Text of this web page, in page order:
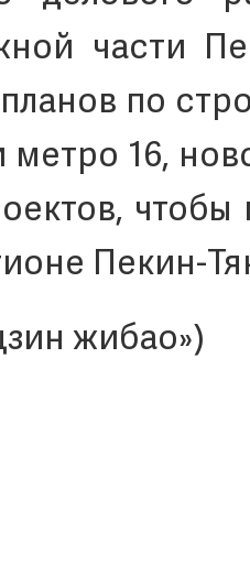
части
по
метро 16,
Пекин-
жибао»)